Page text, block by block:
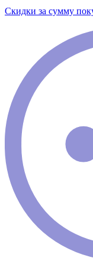
Скидки за сумму